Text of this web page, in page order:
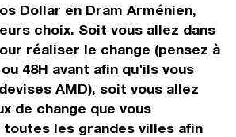
Dollar en Dram Arménien,
choix. Soit vous allez dans
réaliser le change (pensez à
48H avant afin qu'ils vous
AMD), soit vous allez
de change que vous
les grandes villes afin